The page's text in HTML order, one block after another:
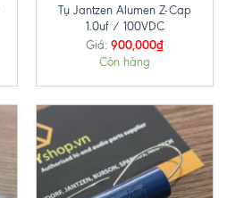
Tụ Jantzen Alumen Z-Cap
1.0uf / 100VDC
Giá: 900,000₫
Còn hàng